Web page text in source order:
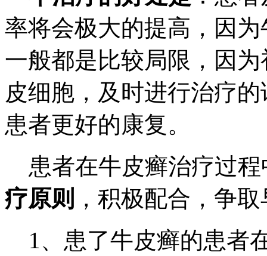
率将会极大的提高，因
一般都是比较局限，因
皮细胞，及时进行治疗
患者更好的康复。
患者在牛皮癣治疗过程
疗原则 ，积极配合，争
1、患了牛皮癣的患者